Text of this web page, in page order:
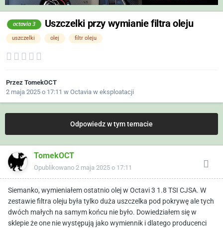
octavia 3 Uszczelki przy wymianie filtra oleju
uszczelki olej filtr oleju
Przez TomekOCT
2 maja 2025 o 17:11 w Octavia w eksploatacji
Odpowiedz w tym temacie
TomekOCT
Opublikowano 2 maja 2025 o 17:11
Siemanko, wymieniałem ostatnio olej w Octavi 3 1.8 TSI CJSA. W
zestawie filtra oleju była tylko duża uszczelka pod pokrywę ale tych
dwóch małych na samym końcu nie było. Dowiedziałem się w
sklepie że one nie występują jako wymiennik i dlatego producenci